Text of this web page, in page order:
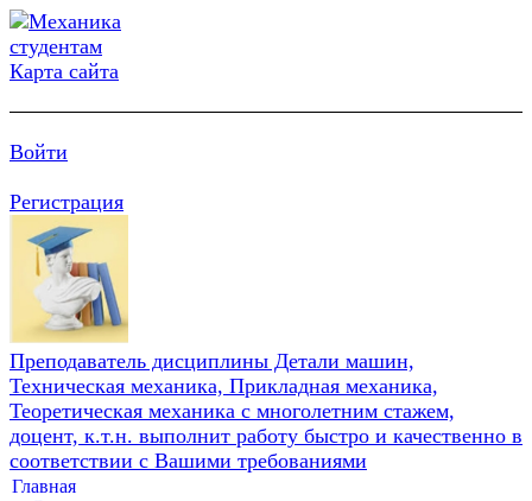
Карта сайта
Войти
Регистрация
Преподаватель дисциплины Детали машин,
Техническая механика, Прикладная механика,
Теоретическая механика с многолетним стажем,
доцент, к.т.н. выполнит работу быстро и качественно в
соответствии с Вашими требованиями
Главная